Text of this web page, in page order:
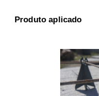
Produto aplicado